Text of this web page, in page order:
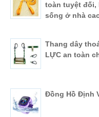
toàn tuyệt đối,
sống ở nhà
Thang dây
LỰC an toàn
Đồng Hồ Định